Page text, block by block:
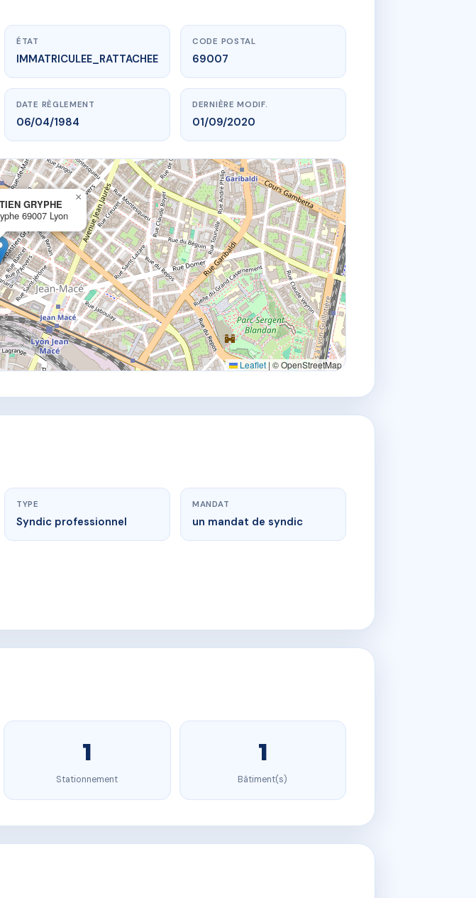
ÉTAT
IMMATRICULEE_RATTACHEE
CODE POSTAL
69007
DATE RÈGLEMENT
06/04/1984
DERNIÈRE MODIF.
01/09/2020
GRYPHE
69007 Lyon
×
Leaflet | © OpenStreetMap
TYPE
Syndic professionnel
MANDAT
un mandat de syndic
1
Stationnement
1
Bâtiment(s)